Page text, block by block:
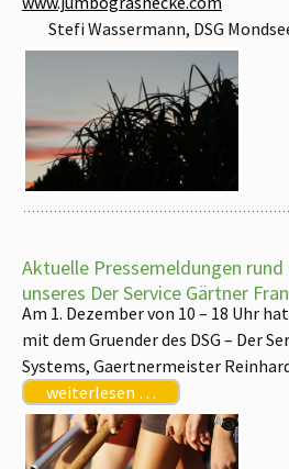
Stefi Wassermann, DSG
Aktuelle Pressemeldungen rund
unseres Der Service Gärtner
Am 1. Dezember von 10 – 18 Uhr
mit dem Gruender des DSG – Der
Systems, Gaertnermeister
weiterlesen …